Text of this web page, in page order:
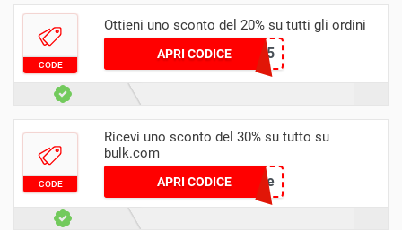
CODE
Ottieni uno sconto del 20% su tutti gli ordini
APRI CODICEROSE45
CODE
Ricevi uno sconto del 30% su tutto su
bulk.com
APRI CODICE faze